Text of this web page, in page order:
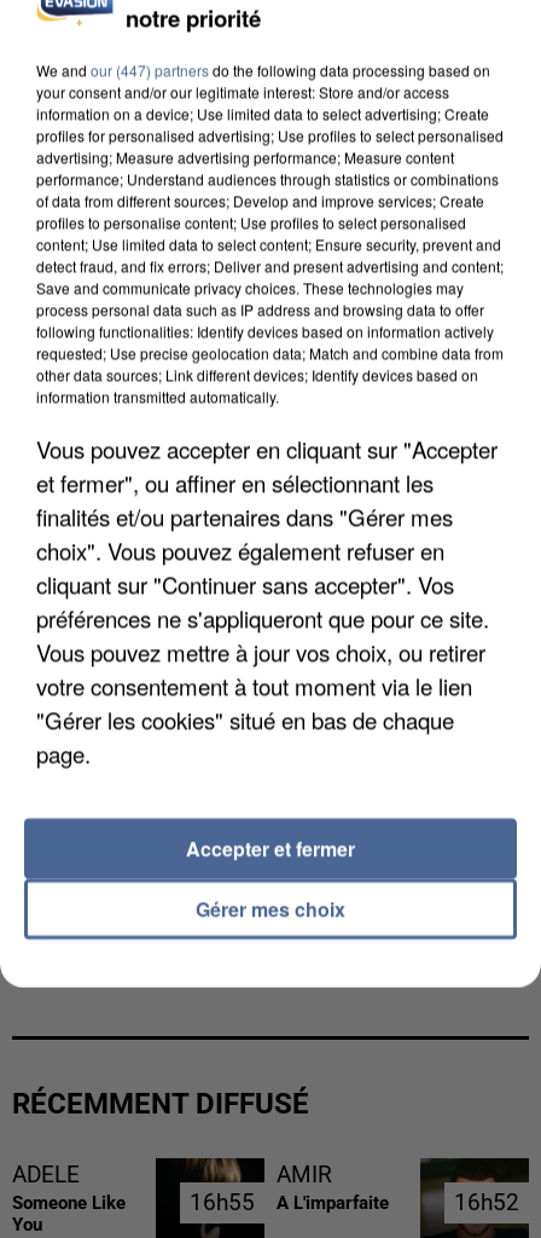
UN SECOND CADRE DE LA DZ MAFIA
UNE TOURISTE DE L’OISE EMPORTÉE PAR UNE
COULÉE DE BOUE EN HAUTE-SAVOIE
LES DONNÉES DE 300 000 CLIENTS DÉROBÉES À
RÉCEMMENT DIFFUSÉ
ADELE
Someone Like
You
16h55
16h55
AMIR
A L'imparfaite 16h52
16h52
notre priorité
We and our (447) partnersdo the following data processing based on
your consent and/or our legitimate interest: Store and/or access
information on a device; Use limited data to select advertising; Create
profiles for personalised advertising; Use profiles to select personalised
advertising; Measure advertising performance; Measure content
performance; Understand audiences through statistics or combinations
of data from different sources; Develop and improve services; Create
profiles to personalise content; Use profiles to select personalised
content; Use limited data to select content; Ensure security, prevent and
detect fraud, and fix errors; Deliver and present advertising and content;
Save and communicate privacy choices. These technologies may
process personal data such as IP address and browsing data to offer
following functionalities: Identify devices based on information actively
requested; Use precise geolocation data; Match and combine data from
other data sources; Link different devices; Identify devices based on
information transmitted automatically.
Vous pouvez accepter en cliquant sur "Accepter
et fermer", ou affiner en sélectionnant les
finalités et/ou partenaires dans "Gérer mes
choix". Vous pouvez également refuser en
cliquant sur "Continuer sans accepter". Vos
préférences ne s'appliqueront que pour ce site.
Vous pouvez mettre à jour vos choix, ou retirer
votre consentement à tout moment via le lien
"Gérer les cookies" situé en bas de chaque
page.
Gérer mes choix
Accepter et fermer